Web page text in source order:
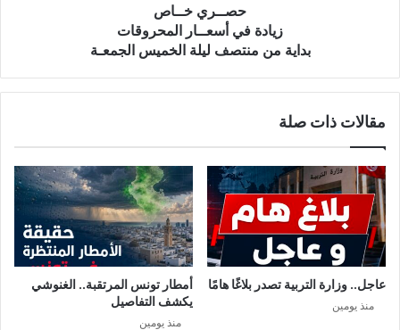
حصــري خــاص
زيادة في أسعــار المحروقات
بداية من منتصف ليلة الخميس الجمعـة
مقالات ذات صلة
عاجل.. وزارة التربية تصدر بلاغًا هامًا
منذ يومين
أمطار تونس المرتقبة.. الغنوشي
يكشف التفاصيل
منذ يومين